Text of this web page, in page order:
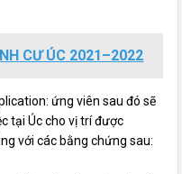
CƯ ÚC 2021–2022
ứng viên sau đó sẽ
tại Úc cho vị trí được
với các bằng chứng sau: